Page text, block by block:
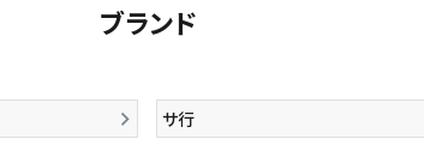
ブランド
サ行